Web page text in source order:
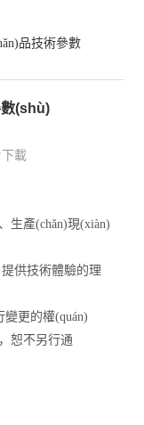
品技術參數
(shù)
下載
產(chǎn)現(xiàn)
供技術體驗的理
變更的權(quán)
不另行通